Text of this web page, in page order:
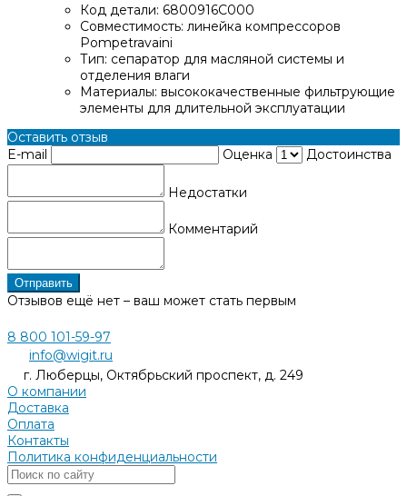
Код детали: 6800916C000
Совместимость: линейка компрессоров
Pompetravaini
Тип: сепаратор для масляной системы и
отделения влаги
Материалы: высококачественные фильтрующие
элементы для длительной эксплуатации
Оставить отзыв
E-mail
Оценка Достоинства
Недостатки
Комментарий
Отправить
Отзывов ещё нет – ваш может стать первым
8 800 101-59-97
info@wigit.ru
г. Люберцы, Октябрьский проспект, д. 249
О компании
Доставка
Оплата
Контакты
Политика конфиденциальности